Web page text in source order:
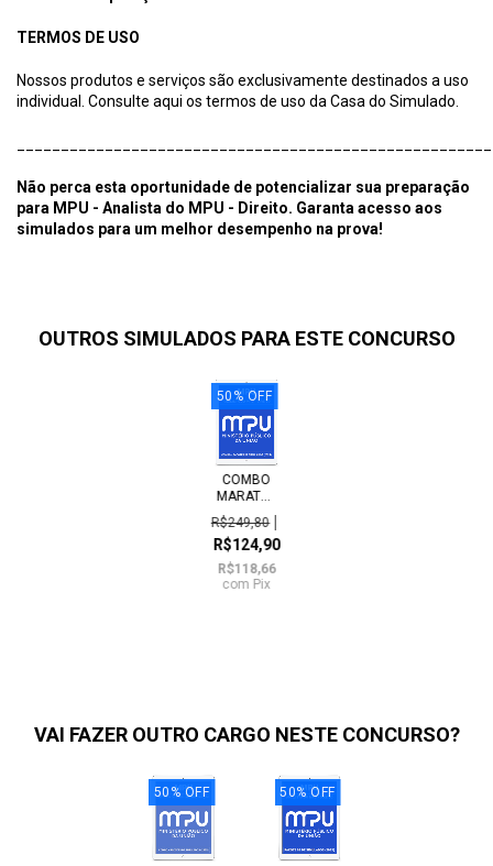
TERMOS DE USO
Nossos produtos e serviços são exclusivamente destinados a uso
individual. Consulte aqui os termos de uso da Casa do Simulado.
Não perca esta oportunidade de potencializar sua preparação
para MPU - Analista do MPU - Direito. Garanta acesso aos
simulados para um melhor desempenho na prova!
OUTROS SIMULADOS PARA ESTE CONCURSO
50 % OFF
COMBO
MARATONA
PACOTES
01 E 02 -
08 SI...
R$249,80
R$124,90
R$118,66
com Pix
VAI FAZER OUTRO CARGO NESTE CONCURSO?
50 % OFF 50% OFF